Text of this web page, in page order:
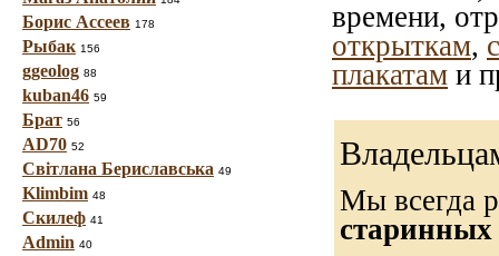
Борис Ассеев 178
Рыбак 156
ggeolog 88
kuban46 59
Брат 56
AD70 52
Світлана Бериславська 49
Klimbim 48
Скилеф 41
Admin 40
времени,
открыткам,
плакатам и
Мы всегда
старинных